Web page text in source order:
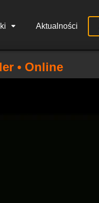
Aktualności
• Online